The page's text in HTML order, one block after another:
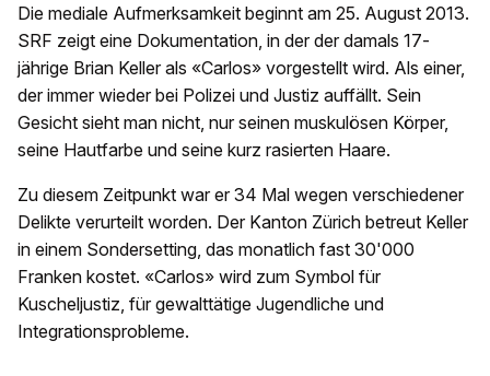
Die mediale Aufmerksamkeit beginnt am 25. August 2013.
SRF zeigt eine Dokumentation, in der der damals 17-
jährige Brian Keller als «Carlos» vorgestellt wird. Als einer,
der immer wieder bei Polizei und Justiz auffällt. Sein
Gesicht sieht man nicht, nur seinen muskulösen Körper,
seine Hautfarbe und seine kurz rasierten Haare.
Zu diesem Zeitpunkt war er 34 Mal wegen verschiedener
Delikte verurteilt worden. Der Kanton Zürich betreut Keller
in einem Sondersetting, das monatlich fast 30'000
Franken kostet. «Carlos» wird zum Symbol für
Kuscheljustiz, für gewalttätige Jugendliche und
Integrationsprobleme.